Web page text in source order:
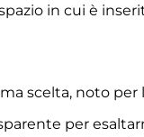
in cui è
scelta, noto per
per